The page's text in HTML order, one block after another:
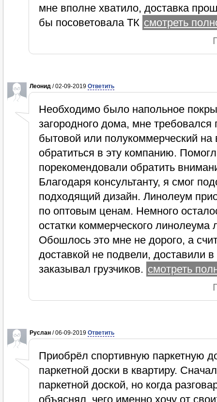
мне вполне хватило, доставка
бы посоветовала ТК смотреть
Леонид / 02-09-2019 Ответить
Необходимо было напольное
загородного дома, мне
бытовой или полукоммерческий
обратиться в эту компанию.
порекомендовали обратить
Благодаря консультанту, я смог
подходящий дизайн. Линолеум
по оптовым ценам. Немного
остатки коммерческого
Обошлось это мне не дорого, а
доставкой не подвели, доставили
заказывал грузчиков. смотреть
Руслан / 06-09-2019 Ответить
Приобрёл спортивную паркетную
паркетной доски в квартиру.
паркетной доской, но когда
объяснял, чего именно хочу от